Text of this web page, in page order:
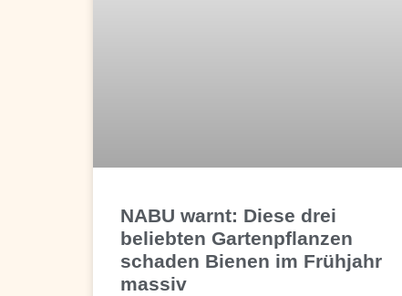
NABU warnt: Diese drei
beliebten Gartenpflanzen
schaden Bienen im Frühjahr
massiv